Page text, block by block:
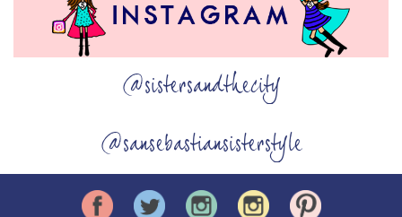
@sistersandthecity
@sansebastiansisterstyle